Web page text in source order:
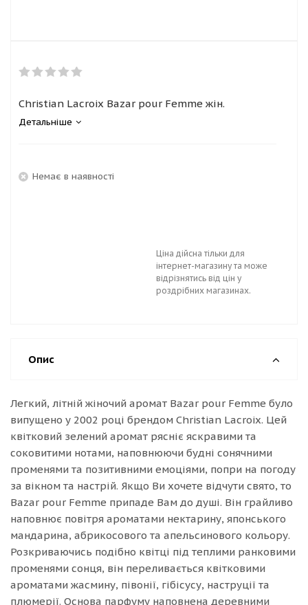
Christian Lacroix Bazar pour Femme жін.
Детальніше
Немає в наявності
Ціна дійсна тільки для
інтернет-магазину та може
відрізнятись від цін у
роздрібних магазинах.
Опис
Легкий, літній жіночий аромат Bazar pour Femme було
випущено у 2002 році брендом Christian Lacroix. Цей
квітковий зелений аромат рясніє яскравими та
соковитими нотами, наповнюючи будні сонячними
променями та позитивними емоціями, попри на погоду
за вікном та настрій. Якщо Ви хочете відчути свято, то
Bazar pour Femme припаде Вам до душі. Він грайливо
наповнює повітря ароматами нектарину, японського
мандарина, абрикосового та апельсинового кольору.
Розкриваючись подібно квітці під теплими ранковими
променями сонця, він переливається квітковими
ароматами жасмину, півонії, гібісусу, наструції та
плюмерії. Основа парфуму наповнена деревними